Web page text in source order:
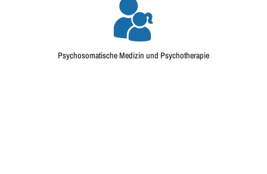
Psychosomatische Medizin und Psychotherapie